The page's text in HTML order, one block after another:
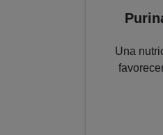
Una